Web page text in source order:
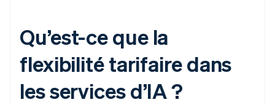
Qu’est-ce que la
flexibilité tarifaire dans
les services d’IA ?